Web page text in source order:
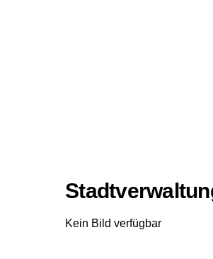
Kein Bild verfügbar